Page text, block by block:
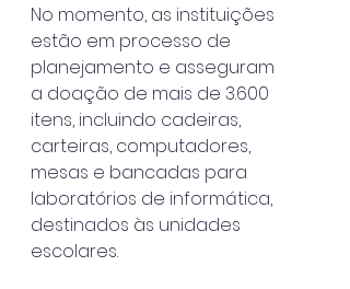
No momento, as instituições
estão em processo de
planejamento e asseguram
a doação de mais de 3.600
itens, incluindo cadeiras,
carteiras, computadores,
mesas e bancadas para
laboratórios de informática,
destinados às unidades
escolares.